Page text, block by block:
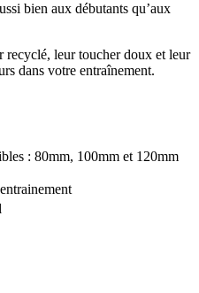
bien aux débutants qu’aux
recyclé, leur toucher doux et leur
dans votre entraînement.
: 80mm, 100mm et 120mm